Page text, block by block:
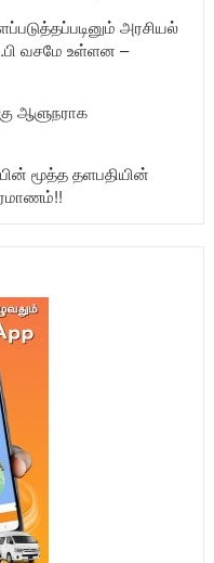
அரசியல்
வசமே உள்ளன –
ஆளுநராக
மூத்த தளபதியின்